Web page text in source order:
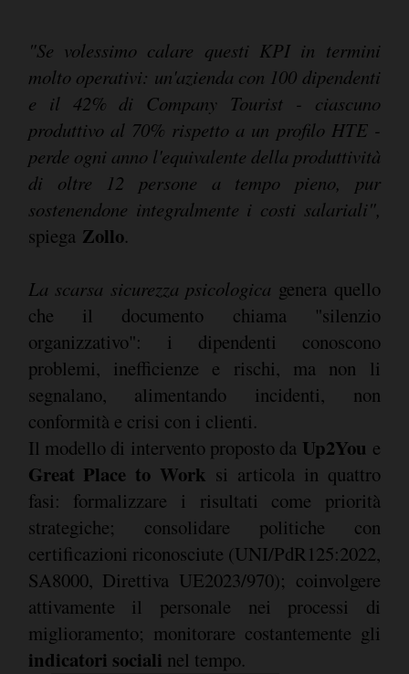
"Se volessimo calare questi KPI in termini
molto operativi: un'azienda con 100 dipendenti
e il 42% di Company Tourist - ciascuno
produttivo al 70% rispetto a un profilo HTE -
perde ogni anno l'equivalente della produttività
di oltre 12 persone a tempo pieno, pur
sostenendone integralmente i costi salariali",
spiega Zollo.
La scarsa sicurezza psicologica genera quello
che il documento chiama "silenzio
organizzativo": i dipendenti conoscono
problemi, inefficienze e rischi, ma non li
segnalano, alimentando incidenti, non
conformità e crisi con i clienti.
Il modello di intervento proposto da Up2You e
Great Place to Work si articola in quattro
fasi: formalizzare i risultati come priorità
strategiche; consolidare politiche con
certificazioni riconosciute (UNI/PdR125:2022,
SA8000, Direttiva UE2023/970); coinvolgere
attivamente il personale nei processi di
miglioramento; monitorare costantemente gli
indicatori sociali nel tempo.